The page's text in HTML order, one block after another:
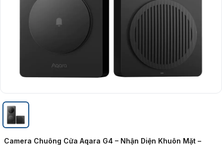
Camera Chuông Cửa Aqara G4 – Nhận Diện Khuôn Mặt –